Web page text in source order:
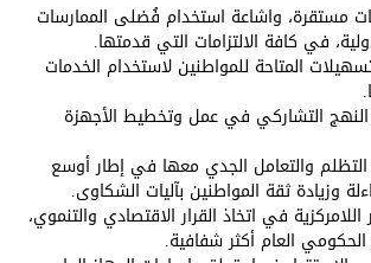
مستقرة، واشاعة استخدام فُضلى الممارسات
في كافة الالتزامات التي قدمتها.
المتاحة للمواطنين لاستخدام الخدمات
النهج التشاركي في عمل وتخطيط الأجهزة
التظلم والتعامل الجدي معها في إطار أوسع
وزيادة ثقة المواطنين بآليات الشكاوى.
في اتخاذ القرار الاقتصادي والتنموي،
الحكومي العام أكثر شفافية.